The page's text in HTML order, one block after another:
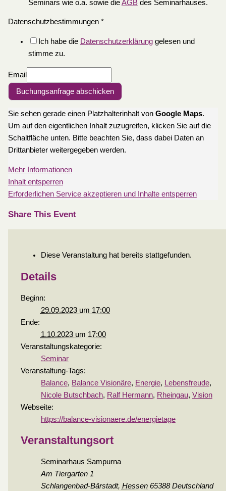
Seminars wie o.a. sowie dieAGBdes Seminarhauses.
Datenschutzbestimmungen *
Ich habe die Datenschutzerklärunggelesen und
stimme zu.
Email
Buchungsanfrage abschicken
Sie sehen gerade einen Platzhalterinhalt von Google Maps.
Um auf den eigentlichen Inhalt zuzugreifen, klicken Sie auf die
Schaltfläche unten. Bitte beachten Sie, dass dabei Daten an
Drittanbieter weitergegeben werden.
Mehr Informationen
Inhalt entsperren
Erforderlichen Service akzeptieren und Inhalte entsperren
Share This Event
Diese Veranstaltung hat bereits stattgefunden.
Details
Beginn:
29.09.2023 um 17:00
Ende:
1.10.2023 um 17:00
Veranstaltungskategorie:
Seminar
Veranstaltung-Tags:
Balance, Balance Visionäre, Energie, Lebensfreude,
Nicole Butschbach, Ralf Hermann, Rheingau, Vision
Webseite:
https://balance-visionaere.de/energietage
Veranstaltungsort
Seminarhaus Sampurna
Am Tiergarten 1
Schlangenbad-Bärstadt, Hessen 65388 Deutschland